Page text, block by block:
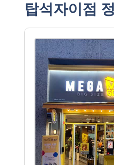
탑석자이점